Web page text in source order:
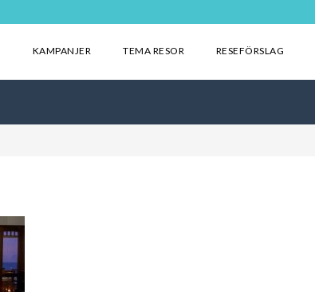
KAMPANJER TEMA RESOR RESEFÖRSLAG